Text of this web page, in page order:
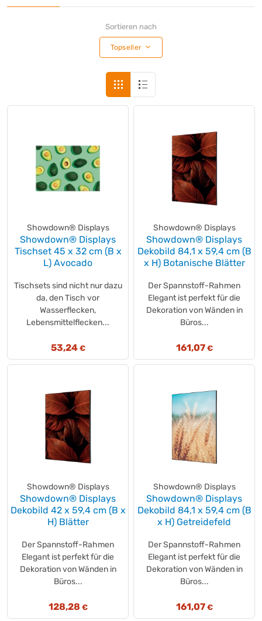
Aquarius (+15)
Arcoroc(+19)
Arla®(+1)
ASEPTOMAN® (+2)
ATG® (+5)
(+1)
Avery Zweckform
axentia(+6)
AXE(+1)
B-SAFETY(+1)
Bärenmarke (+3)
Bahlsen(+12)
BAKKER ELKHUIZEN
BALISTO®(+3)
barths(+2)
BAUSCHER (+11)
BE-KIND (+1)
beckers bester(+1)
Berchtesgadener Land
BERNSTEIN(+2)
(+2)
(+4)
Sortieren nach
Topseller
Showdown® Displays
Showdown® Displays
Tischset 45 x 32 cm (B x
L) Avocado
Tischsets sind nicht nur dazu
da, den Tisch vor
Wasserflecken,
Lebensmittelflecken...
53,24€
Showdown® Displays
Showdown® Displays
Dekobild 84,1 x 59,4 cm (B
x H) Botanische Blätter
Der Spannstoff-Rahmen
Elegant ist perfekt für die
Dekoration von Wänden in
Büros...
161,07€
Showdown® Displays
Showdown® Displays
Dekobild 42 x 59,4 cm (B x
H) Blätter
Der Spannstoff-Rahmen
Elegant ist perfekt für die
Dekoration von Wänden in
Büros...
128,28 €
Showdown® Displays
Showdown® Displays
Dekobild 84,1 x 59,4 cm (B
x H) Getreidefeld
Der Spannstoff-Rahmen
Elegant ist perfekt für die
Dekoration von Wänden in
Büros...
161,07€